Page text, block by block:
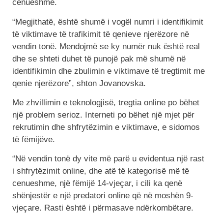
cenueshme.
“Megjithatë, është shumë i vogël numri i identifikimit
të viktimave të trafikimit të qenieve njerëzore në
vendin tonë. Mendojmë se ky numër nuk është real
dhe se shteti duhet të punojë pak më shumë në
identifikimin dhe zbulimin e viktimave të tregtimit me
qenie njerëzore”, shton Jovanovska.
Me zhvillimin e teknologjisë, tregtia online po bëhet
një problem serioz. Interneti po bëhet një mjet për
rekrutimin dhe shfrytëzimin e viktimave, e sidomos
të fëmijëve.
“Në vendin tonë dy vite më parë u evidentua një rast
i shfrytëzimit online, dhe atë të kategorisë më të
cenueshme, një fëmijë 14-vjeçar, i cili ka qenë
shënjestër e një predatori online që në moshën 9-
vjeçare. Rasti është i përmasave ndërkombëtare.